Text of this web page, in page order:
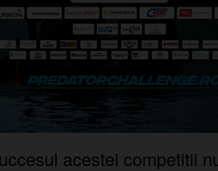
acestei competitii